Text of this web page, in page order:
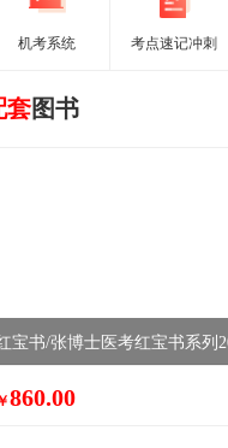
机考系统 考点速记冲刺
套图书
宝书/张博士医考红宝书系列
￥860.00